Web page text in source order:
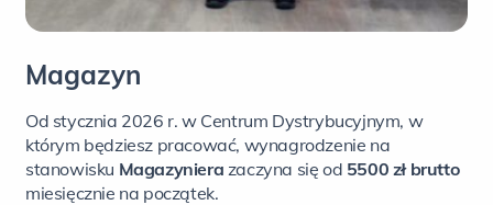
Magazyn
Od stycznia 2026 r. w Centrum Dystrybucyjnym, w
którym będziesz pracować, wynagrodzenie na
stanowisku Magazyniera zaczyna się od 5500 zł brutto
miesięcznie na początek.